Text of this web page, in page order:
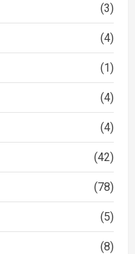
(3)
(4)
(1)
(4)
(4)
(42)
(78)
(5)
(8)